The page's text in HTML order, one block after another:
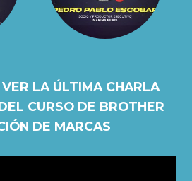
LA ÚLTIMA CHARLA
CURSO DE BROTHER
DE MARCAS